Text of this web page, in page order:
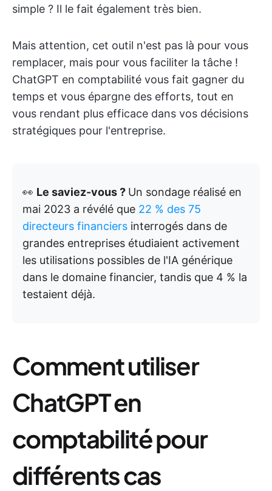
simple ? Il le fait également très bien.
Mais attention, cet outil n'est pas là pour vous
remplacer, mais pour vous faciliter la tâche !
ChatGPT en comptabilité vous fait gagner du
temps et vous épargne des efforts, tout en
vous rendant plus efficace dans vos décisions
stratégiques pour l'entreprise.
👀 Le saviez-vous ? Un sondage réalisé en
mai 2023 a révélé que 22 % des 75
directeurs financiers interrogés dans de
grandes entreprises étudiaient activement
les utilisations possibles de l'IA générique
dans le domaine financier, tandis que 4 % la
testaient déjà.
Comment utiliser
ChatGPT en
comptabilité pour
différents cas